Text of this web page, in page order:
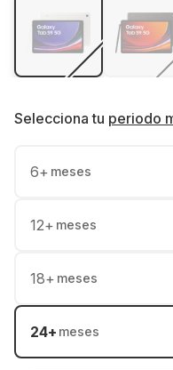
Selecciona tu periodo
6+ meses
12+ meses
18+ meses
24+ meses